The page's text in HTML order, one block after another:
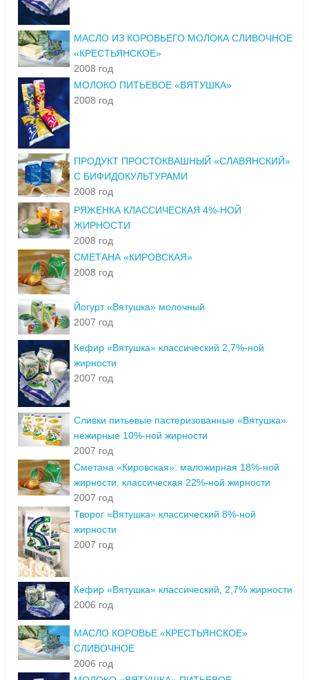
МАСЛО ИЗ КОРОВЬЕГО МОЛОКА СЛИВОЧНОЕ
«КРЕСТЬЯНСКОЕ»
2008 год
МОЛОКО ПИТЬЕВОЕ «ВЯТУШКА»
2008 год
ПРОДУКТ ПРОСТОКВАШНЫЙ «СЛАВЯНСКИЙ»
С БИФИДОКУЛЬТУРАМИ
2008 год
РЯЖЕНКА КЛАССИЧЕСКАЯ 4%-НОЙ
ЖИРНОСТИ
2008 год
СМЕТАНА «КИРОВСКАЯ»
2008 год
Йогурт «Вятушка» молочный
2007 год
Кефир «Вятушка» классический 2,7%-ной
жирности
2007 год
Сливки питьевые пастеризованные «Вятушка»
нежирные 10%-ной жирности
2007 год
Сметана «Кировская»: маложирная 18%-ной
жирности, классическая 22%-ной жирности
2007 год
Творог «Вятушка» классический 8%-ной
жирности
2007 год
Кефир «Вятушка» классический, 2,7% жирности
2006 год
МАСЛО КОРОВЬЕ «КРЕСТЬЯНСКОЕ»
СЛИВОЧНОЕ
2006 год